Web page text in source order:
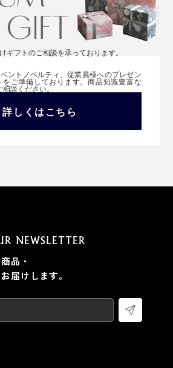
ギフトのご相談を承っております。
ントノベルティ、従業員様へのプレゼン
ご準備しております。商品知識豊富な
相談ください。
詳しくはこちら
NEWSLETTER
品・
届けします。